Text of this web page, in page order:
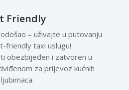
Friendly
– uživajte u putovanju
friendly taxi uslugu!
obezbijeđen i zatvoren u
za prijevoz kućnih
ljubimaca.